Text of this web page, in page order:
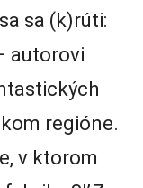
sa (k)rúti:
autorovi
regióne.
v ktorom